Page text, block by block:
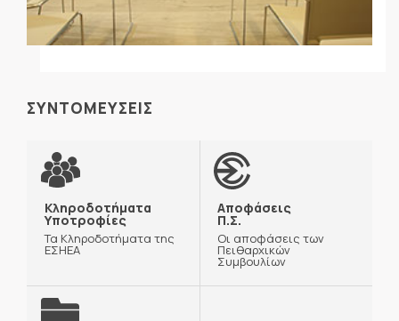
ΣΥΝΤΟΜΕΥΣΕΙΣ
Κληροδοτήματα
Υποτροφίες
Τα Κληροδοτήματα της
ΕΣΗΕΑ
Αποφάσεις
Π.Σ.
Οι αποφάσεις των
Πειθαρχικών
Συμβουλίων